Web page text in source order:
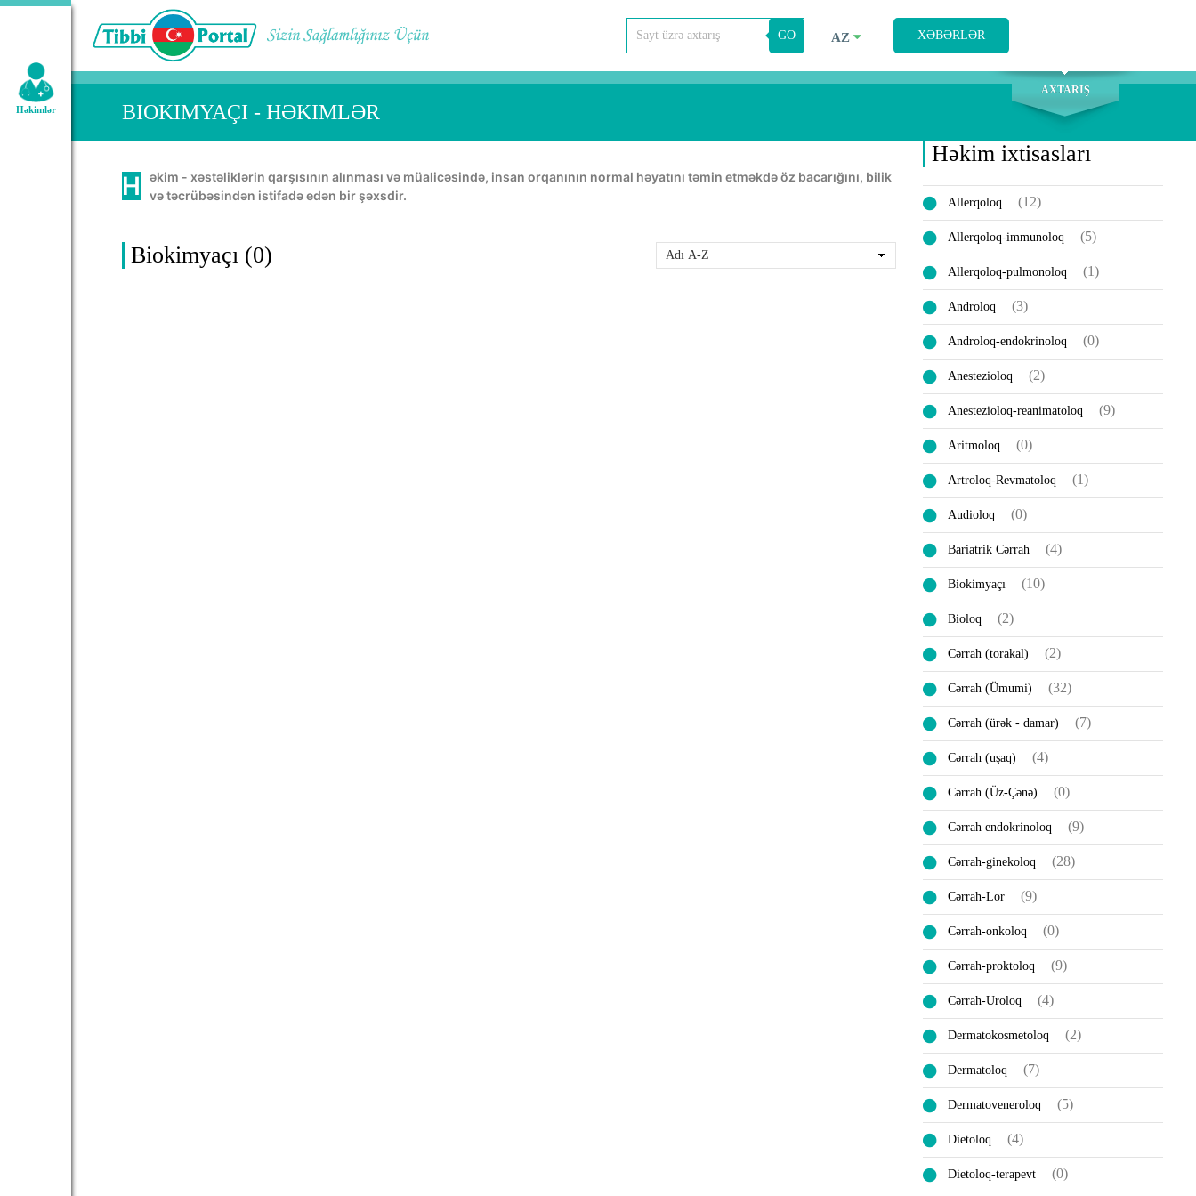
XƏBƏRLƏR
AZ
GO
Geniş axtarış:
AXTARIŞ
Həkimlər BIOKIMYAÇI - HƏKIMLƏR
Həkim - xəstəliklərin qarşısının alınması və müalicəsində, insan orqanının normal həyatını təmin etməkdə öz bacarığını, bilik və təcrübəsindən istifadə edən bir şəxsdir.
Biokimyaçı (0)
Həkim ixtisasları
Allerqoloq (12)
Allerqoloq-immunoloq (5)
Allerqoloq-pulmonoloq (1)
Androloq (3)
Androloq-endokrinoloq (0)
Anestezioloq (2)
Anestezioloq-reanimatoloq (9)
Aritmoloq (0)
Artroloq-Revmatoloq (1)
Audioloq (0)
Bariatrik Cərrah (4)
Biokimyaçı (10)
Bioloq (2)
Cərrah (torakal) (2)
Cərrah (Ümumi) (32)
Cərrah (ürək - damar) (7)
Cərrah (uşaq) (4)
Cərrah (Üz-Çənə) (0)
Cərrah endokrinoloq (9)
Cərrah-ginekoloq (28)
Cərrah-Lor (9)
Cərrah-onkoloq (0)
Cərrah-proktoloq (9)
Cərrah-Uroloq (4)
Dermatokosmetoloq (2)
Dermatoloq (7)
Dermatoveneroloq (5)
Dietoloq (4)
Dietoloq-terapevt (0)